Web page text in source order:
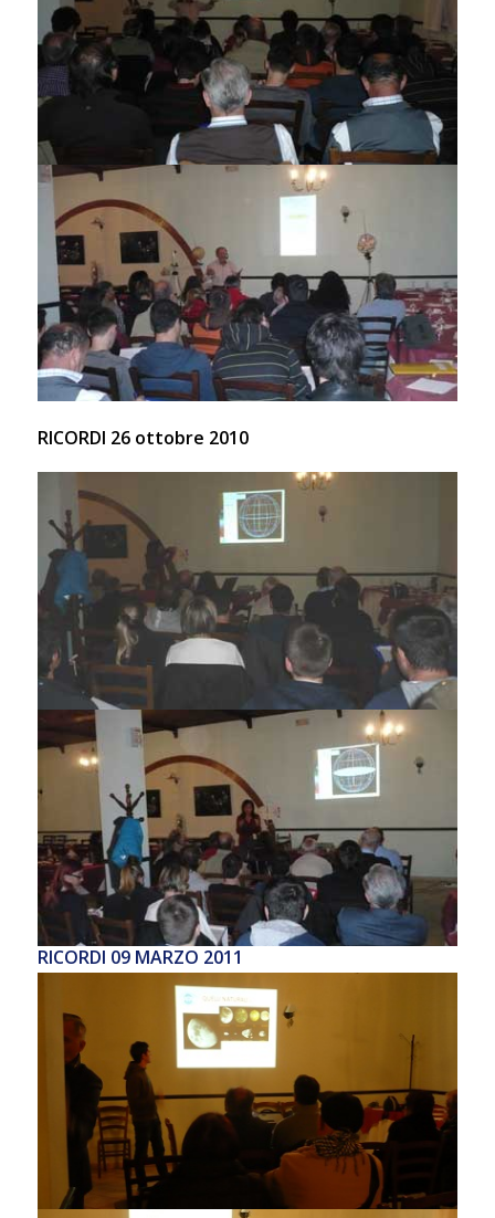
RICORDI 26 ottobre 2010
RICORDI 09 MARZO 2011